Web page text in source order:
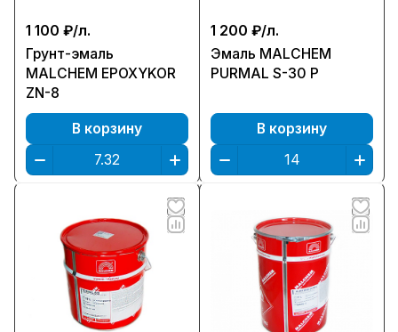
1 100 ₽/л.
Грунт-эмаль
MALCHEM EPOXYKOR
ZN-8
В корзину
1 200 ₽/л.
Эмаль MALCHEM
PURMAL S-30 P
В корзину